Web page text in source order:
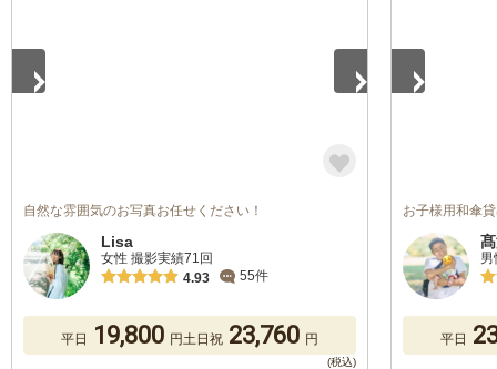
自然な雰囲気のお写真お任せください！
Lisa
女性 撮影実績71回
4.93
55件
平日 19,800 円土日祝 23,760 円
お子様用和傘
平日